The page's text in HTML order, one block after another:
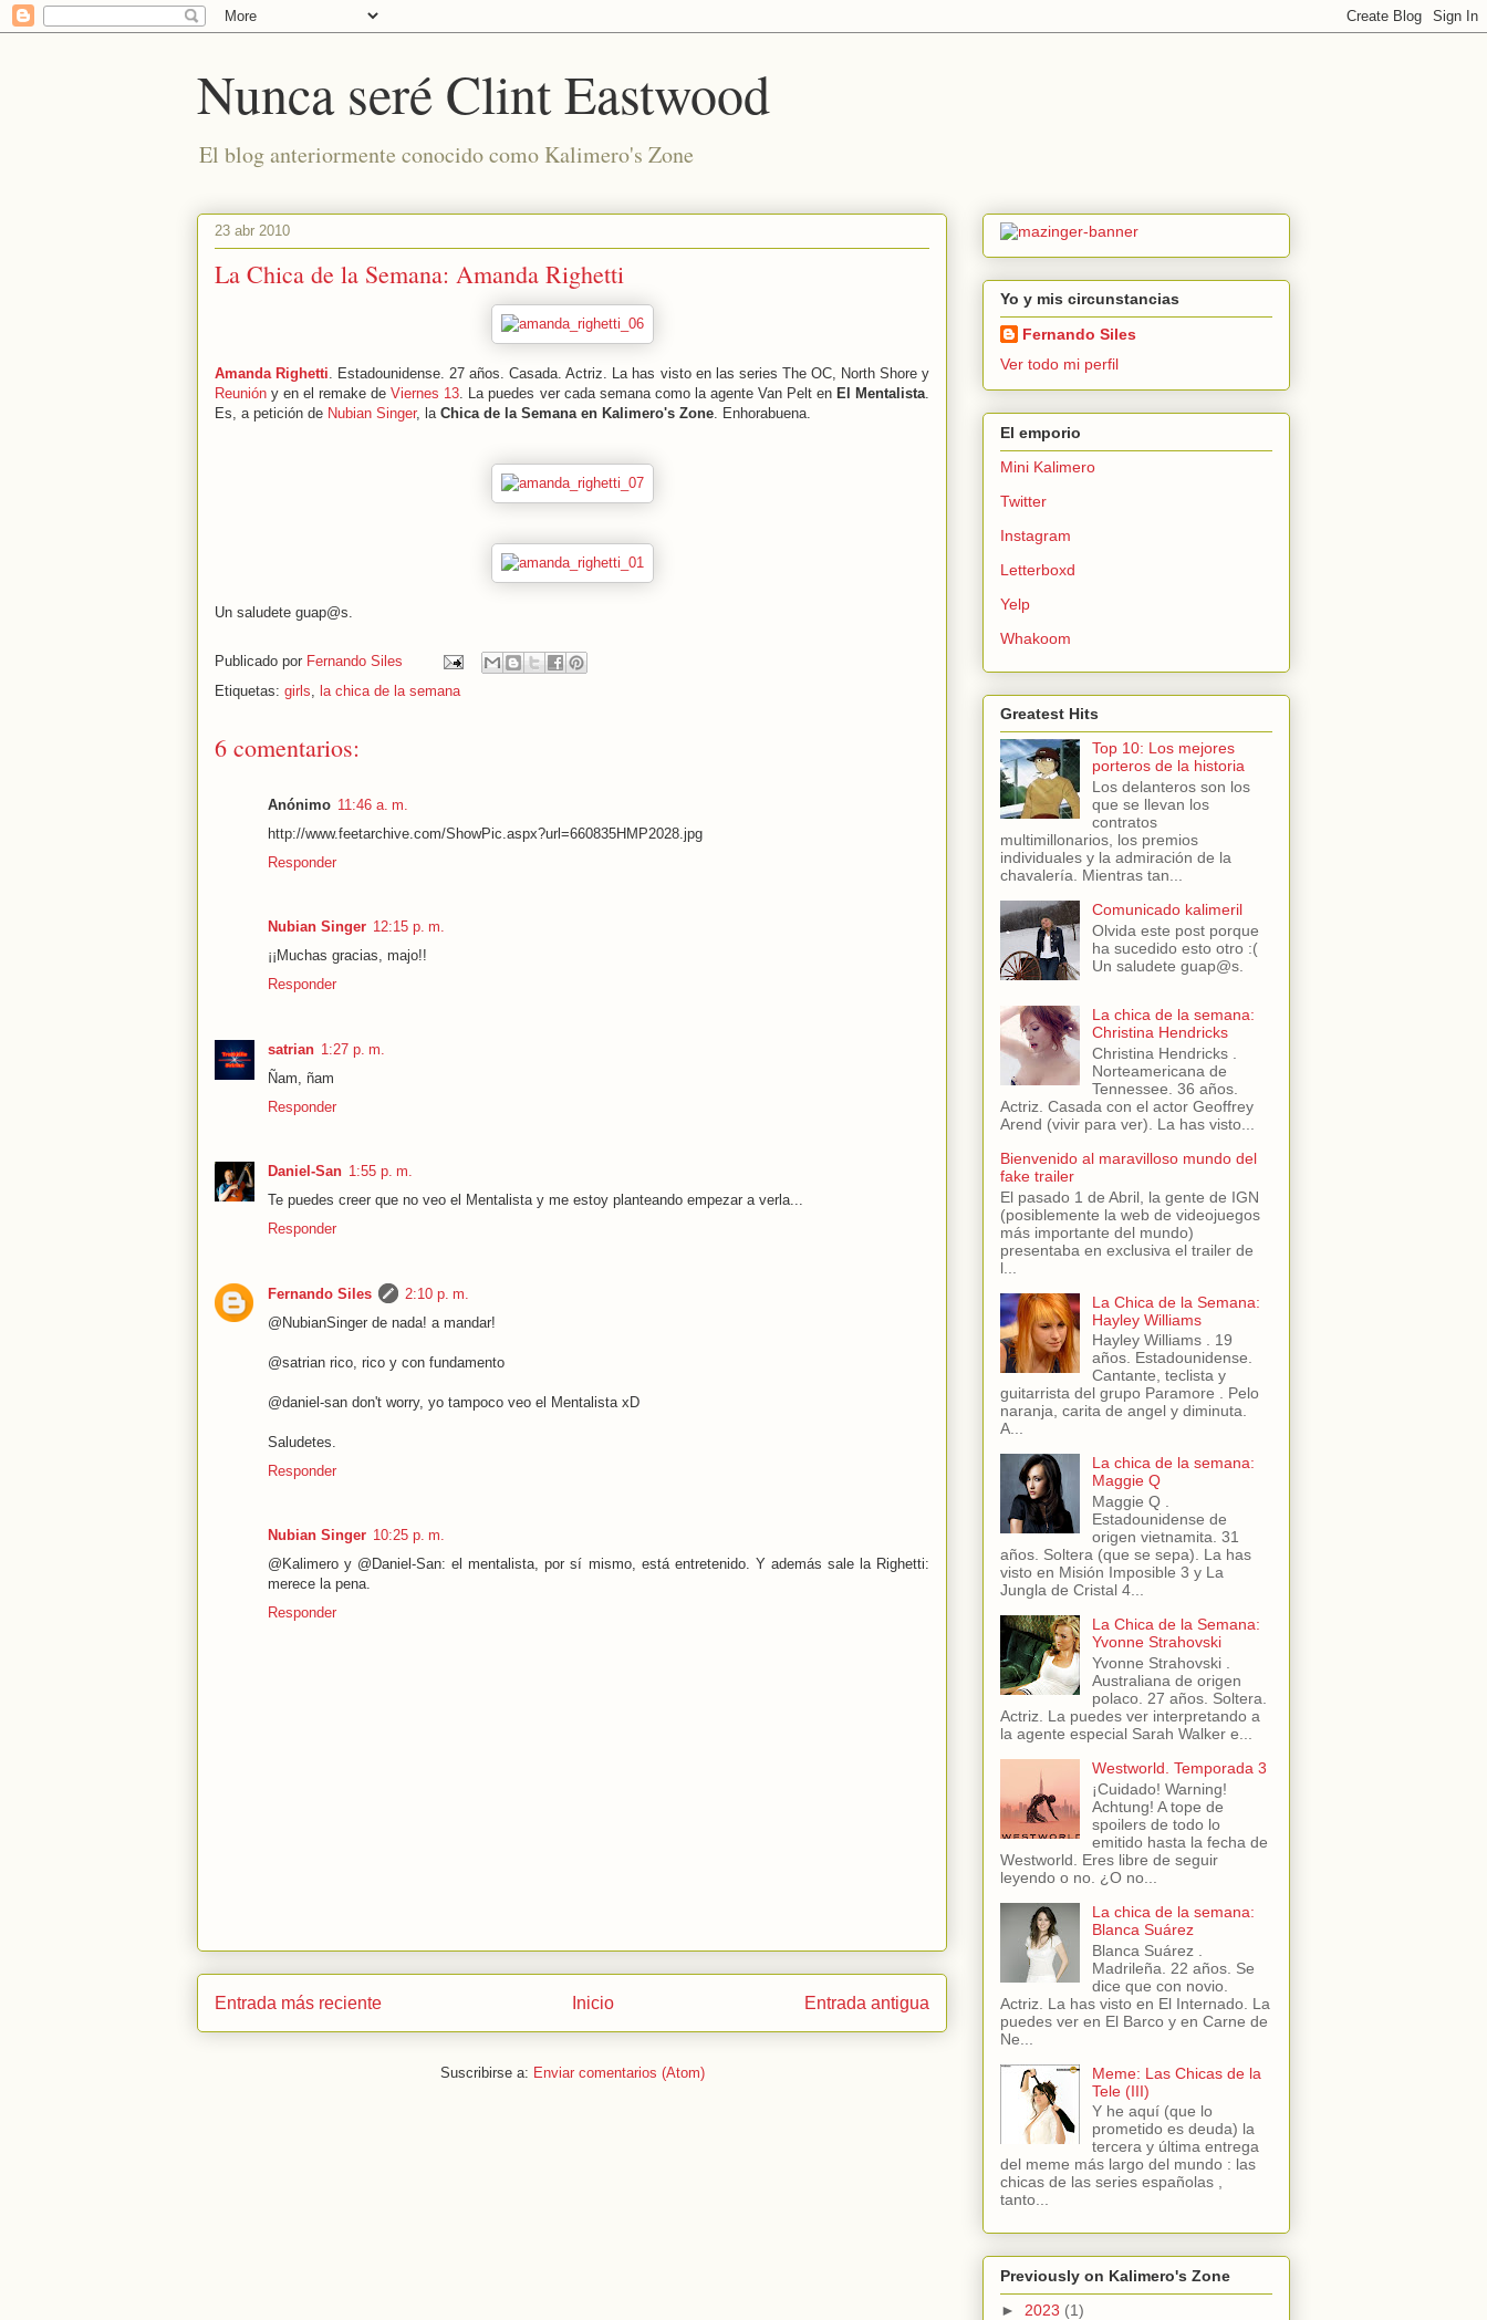
Nunca seré Clint Eastwood
El blog anteriormente conocido como Kalimero's Zone
23 abr 2010
La Chica de la Semana: Amanda Righetti
Amanda Righetti. Estadounidense. 27 años. Casada. Actriz. La has visto en las series The OC, North Shore y
Reunión y en el remake deViernes 13. La puedes ver cada semana como la agente Van Pelt en El Mentalista.
Es, a petición de Nubian Singer, la Chica de la Semana en Kalimero's Zone. Enhorabuena.
Un saludete guap@s.
Publicado por Fernando Siles
Etiquetas: girls, la chica de la semana
6 comentarios:
Anónimo 11:46 a. m.
http://www.feetarchive.com/ShowPic.aspx?url=660835HMP2028.jpg
Responder
Nubian Singer 12:15 p. m.
¡¡Muchas gracias, majo!!
Responder
satrian 1:27 p. m.
Ñam, ñam
Responder
Daniel-San 1:55 p. m.
Te puedes creer que no veo el Mentalista y me estoy planteando empezar a verla...
Responder
Fernando Siles
2:10 p. m.
@NubianSinger de nada! a mandar!
@satrian rico, rico y con fundamento
@daniel-san don't worry, yo tampoco veo el Mentalista xD
Saludetes.
Responder
Nubian Singer 10:25 p. m.
@Kalimero y @Daniel-San: el mentalista, por sí mismo, está entretenido. Y además sale la Righetti:
merece la pena.
Responder
Entrada más reciente Entrada antigua
Inicio
Suscribirse a: Enviar comentarios (Atom)
Yo y mis circunstancias
Fernando Siles
Ver todo mi perfil
El emporio
Mini Kalimero
Twitter
Instagram
Letterboxd
Yelp
Whakoom
Greatest Hits
Top 10: Los mejores
porteros de la historia
Los delanteros son los
que se llevan los
contratos
multimillonarios, los premios
individuales y la admiración de la
chavalería. Mientras tan...
Comunicado kalimeril
Olvida este post porque
ha sucedido esto otro :(
Un saludete guap@s.
La chica de la semana:
Christina Hendricks
Christina Hendricks .
Norteamericana de
Tennessee. 36 años.
Actriz. Casada con el actor Geoffrey
Arend (vivir para ver). La has visto...
Bienvenido al maravilloso mundo del
fake trailer
El pasado 1 de Abril, la gente de IGN
(posiblemente la web de videojuegos
más importante del mundo)
presentaba en exclusiva el trailer de
l...
La Chica de la Semana:
Hayley Williams
Hayley Williams . 19
años. Estadounidense.
Cantante, teclista y
guitarrista del grupo Paramore . Pelo
naranja, carita de angel y diminuta.
A...
La chica de la semana:
Maggie Q
Maggie Q .
Estadounidense de
origen vietnamita. 31
años. Soltera (que se sepa). La has
visto en Misión Imposible 3 y La
Jungla de Cristal 4...
La Chica de la Semana:
Yvonne Strahovski
Yvonne Strahovski .
Australiana de origen
polaco. 27 años. Soltera.
Actriz. La puedes ver interpretando a
la agente especial Sarah Walker e...
Westworld. Temporada 3
¡Cuidado! Warning!
Achtung! A tope de
spoilers de todo lo
emitido hasta la fecha de
Westworld. Eres libre de seguir
leyendo o no. ¿O no...
La chica de la semana:
Blanca Suárez
Blanca Suárez .
Madrileña. 22 años. Se
dice que con novio.
Actriz. La has visto en El Internado. La
puedes ver en El Barco y en Carne de
Ne...
Meme: Las Chicas de la
Tele (III)
Y he aquí (que lo
prometido es deuda) la
tercera y última entrega
del meme más largo del mundo : las
chicas de las series españolas ,
tanto...
Previously on Kalimero's Zone
► 2023 (1)